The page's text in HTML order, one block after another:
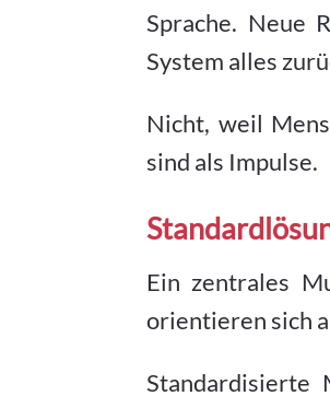
Sprache. Neue
System alles
Nicht, weil
sind als Impulse.
Ein zentrales
orientieren sich
Standardisierte